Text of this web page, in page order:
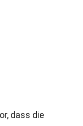
dass die